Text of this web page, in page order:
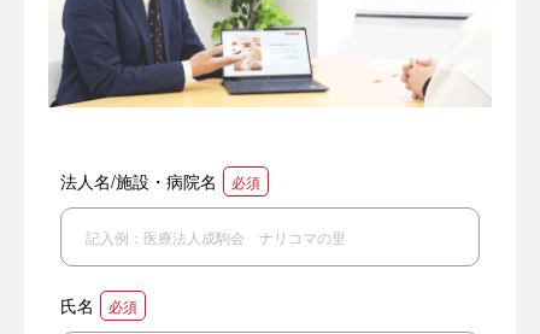
法人名/施設・病院名 必須
氏名 必須